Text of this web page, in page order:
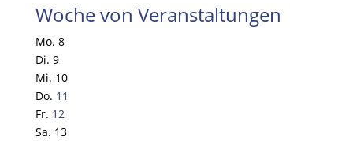
Woche von Veranstaltungen
Mo. 8
Di. 9
Mi. 10
Do. 11
Fr. 12
Sa. 13